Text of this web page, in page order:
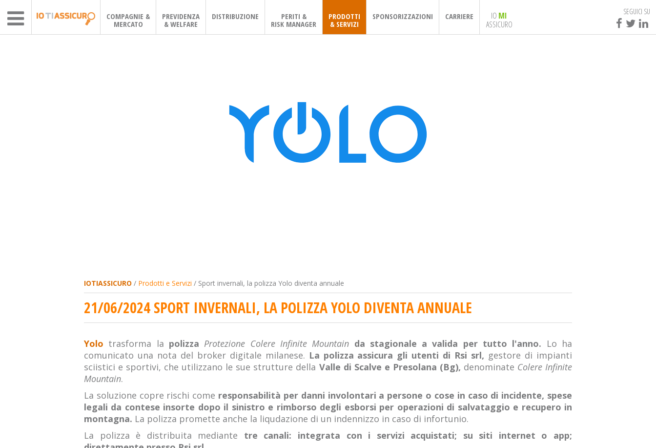
COMPAGNIE &
MERCATO
PREVIDENZA
& WELFARE
DISTRIBUZIONE
PERITI &
RISK MANAGER
PRODOTTI
& SERVIZI
SPONSORIZZAZIONI CARRIERE IO MI
ASSICURO
SEGUICI SU
IOTIASSICURO / Prodotti e Servizi / Sport invernali, la polizza Yolo diventa annuale
21/06/2024 SPORT INVERNALI, LA POLIZZA YOLO DIVENTA ANNUALE
Yolo trasforma la polizza Protezione Colere Infinite Mountain da stagionale a valida per tutto l'anno. Lo ha
comunicato una nota del broker digitale milanese. La polizza assicura gli utenti di Rsi srl, gestore di impianti
sciistici e sportivi, che utilizzano le sue strutture della Valle di Scalve e Presolana (Bg), denominate Colere Infinite
Mountain.
La soluzione copre rischi come responsabilità per danni involontari a persone o cose in caso di incidente, spese
legali da contese insorte dopo il sinistro e rimborso degli esborsi per operazioni di salvataggio e recupero in
montagna. La polizza promette anche la liqudazione di un indennizzo in caso di infortunio.
La polizza è distribuita mediante tre canali: integrata con i servizi acquistati; su siti internet o app;